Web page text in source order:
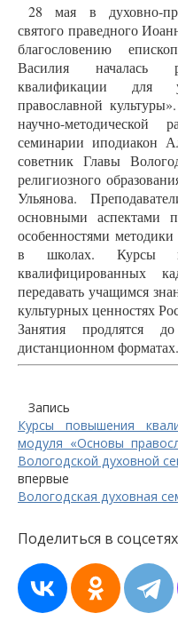
28 мая в духовно-
святого праведного
благословению
Василия началась
квалификации для
православной
научно-методической
семинарии иподиакон
советник Главы
религиозного
Ульянова.
основными аспектами
особенностями
в школах. Курсы
квалифицированных
передавать учащимся
культурных ценностях
Занятия
дистанционном форматах.
Запись
Курсы повышения
модуля «Основы
Вологодской духовной
впервые
Вологодская духовная
Поделиться в